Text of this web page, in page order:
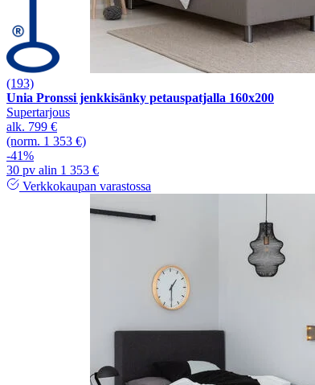
(193)
Unia Pronssi jenkkisänky petauspatjalla 160x200
Supertarjous
alk. 799 €
(norm. 1 353 €)
-41%
30 pv alin 1 353 €
Verkkokaupan varastossa